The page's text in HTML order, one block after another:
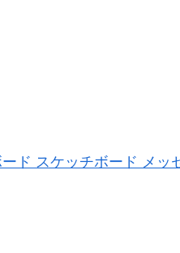
ド スケッチボード メッ